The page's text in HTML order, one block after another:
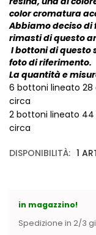
Set di Bottoni
Swarovski (2)
Vintage (165)
color cromatura
Abbiamo deciso di
rimasti di questo
I bottoni di questo
foto di riferimento.
La quantità e
6 bottoni lineato 28
circa
2 bottoni lineato 44
circa
DISPONIBILITÀ: 1
in magazzino!
Spedizione in 2/3